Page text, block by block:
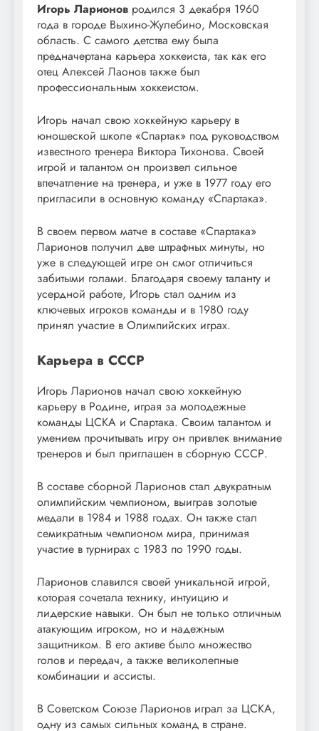
Игорь Ларионов родился 3 декабря 1960
года в городе Выхино-Жулебино, Московская
область. С самого детства ему была
предначертана карьера хоккеиста, так как его
отец Алексей Лаонов также был
профессиональным хоккеистом.
Игорь начал свою хоккейную карьеру в
юношеской школе «Спартак» под руководством
известного тренера Виктора Тихонова. Своей
игрой и талантом он произвел сильное
впечатление на тренера, и уже в 1977 году его
пригласили в основную команду «Спартака».
В своем первом матче в составе «Спартака»
Ларионов получил две штрафных минуты, но
уже в следующей игре он смог отличиться
забитыми голами. Благодаря своему таланту и
усердной работе, Игорь стал одним из
ключевых игроков команды и в 1980 году
принял участие в Олимпийских играх.
Карьера в СССР
Игорь Ларионов начал свою хоккейную
карьеру в Родине, играя за молодежные
команды ЦСКА и Спартака. Своим талантом и
умением прочитывать игру он привлек внимание
тренеров и был приглашен в сборную СССР.
В составе сборной Ларионов стал двукратным
олимпийским чемпионом, выиграв золотые
медали в 1984 и 1988 годах. Он также стал
семикратным чемпионом мира, принимая
участие в турнирах с 1983 по 1990 годы.
Ларионов славился своей уникальной игрой,
которая сочетала технику, интуицию и
лидерские навыки. Он был не только отличным
атакующим игроком, но и надежным
защитником. В его активе было множество
голов и передач, а также великолепные
комбинации и ассисты.
В Советском Союзе Ларионов играл за ЦСКА,
одну из самых сильных команд в стране.